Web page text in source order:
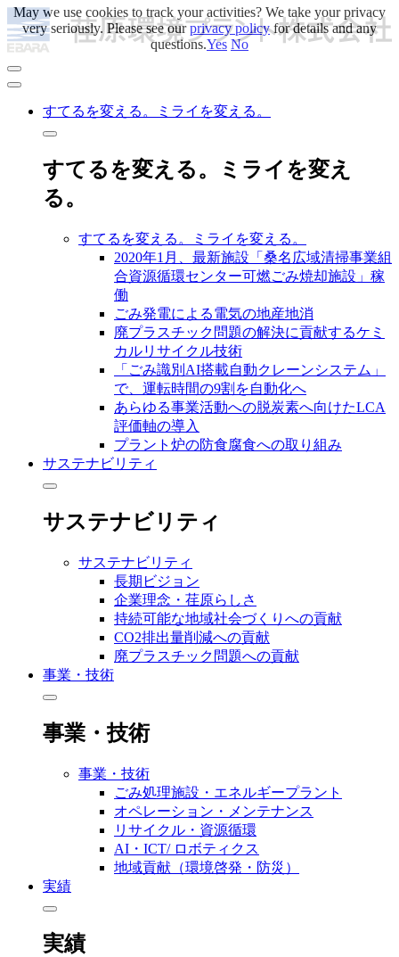
すてるを変える。ミライを変える。
すてるを変える。ミライを変え
る。
すてるを変える。ミライを変える。
2020年1月、最新施設「桑名広域清掃事業組
合資源循環センター可燃ごみ焼却施設」稼
働
ごみ発電による電気の地産地消
廃プラスチック問題の解決に貢献するケミ
カルリサイクル技術
「ごみ識別AI搭載自動クレーンシステム」
で、運転時間の9割を自動化へ
あらゆる事業活動への脱炭素へ向けたLCA
評価軸の導入
プラント炉の防食腐食への取り組み
サステナビリティ
サステナビリティ
サステナビリティ
長期ビジョン
企業理念・荏原らしさ
持続可能な地域社会づくりへの貢献
CO2排出量削減への貢献
廃プラスチック問題への貢献
事業・技術
事業・技術
事業・技術
ごみ処理施設・エネルギープラント
オペレーション・メンテナンス
リサイクル・資源循環
AI・ICT/ ロボティクス
地域貢献（環境啓発・防災）
実績
実績
May we use cookies to track your activities? We take your privacy
very seriously. Please see ourprivacy policyfor details and any
questions.Yes No